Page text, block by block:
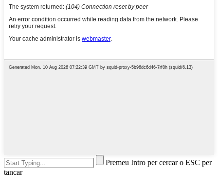
Premeu Intro per cercar o ESC per
tancar